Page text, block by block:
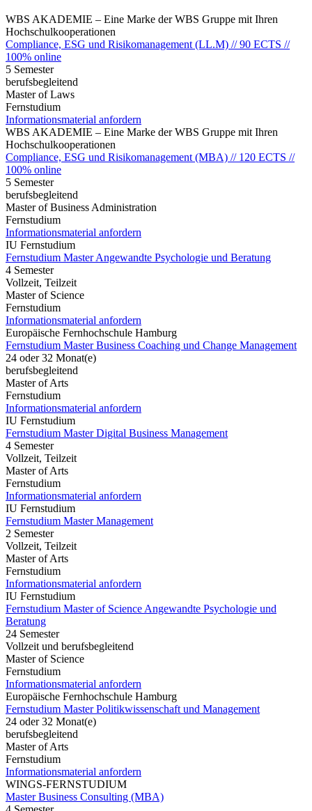
WBS AKADEMIE – Eine Marke der WBS Gruppe mit Ihren
Hochschulkooperationen
Compliance, ESG und Risikomanagement (LL.M) // 90 ECTS //
100% online
5 Semester
berufsbegleitend
Master of Laws
Fernstudium
Informationsmaterial anfordern
WBS AKADEMIE – Eine Marke der WBS Gruppe mit Ihren
Hochschulkooperationen
Compliance, ESG und Risikomanagement (MBA) // 120 ECTS //
100% online
5 Semester
berufsbegleitend
Master of Business Administration
Fernstudium
Informationsmaterial anfordern
IU Fernstudium
Fernstudium Master Angewandte Psychologie und Beratung
4 Semester
Vollzeit, Teilzeit
Master of Science
Fernstudium
Informationsmaterial anfordern
Europäische Fernhochschule Hamburg
Fernstudium Master Business Coaching und Change Management
24 oder 32 Monat(e)
berufsbegleitend
Master of Arts
Fernstudium
Informationsmaterial anfordern
IU Fernstudium
Fernstudium Master Digital Business Management
4 Semester
Vollzeit, Teilzeit
Master of Arts
Fernstudium
Informationsmaterial anfordern
IU Fernstudium
Fernstudium Master Management
2 Semester
Vollzeit, Teilzeit
Master of Arts
Fernstudium
Informationsmaterial anfordern
IU Fernstudium
Fernstudium Master of Science Angewandte Psychologie und
Beratung
24 Semester
Vollzeit und berufsbegleitend
Master of Science
Fernstudium
Informationsmaterial anfordern
Europäische Fernhochschule Hamburg
Fernstudium Master Politikwissenschaft und Management
24 oder 32 Monat(e)
berufsbegleitend
Master of Arts
Fernstudium
Informationsmaterial anfordern
WINGS-FERNSTUDIUM
Master Business Consulting (MBA)